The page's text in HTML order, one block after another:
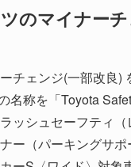
のマイナー
チェンジ(一部改良)
名称を「Toyota
ッシュセーフティ
ー（パーキングサ